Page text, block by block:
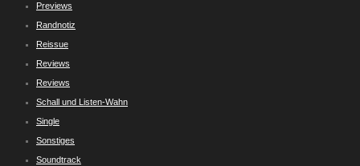
Previews
Randnotiz
Reissue
Reviews
Reviews
Schall und Listen-Wahn
Single
Sonstiges
Soundtrack